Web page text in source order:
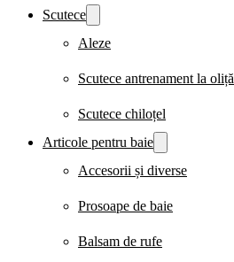
Scutece
Aleze
Scutece antrenament la oliță
Scutece chiloțel
Articole pentru baie
Accesorii și diverse
Prosoape de baie
Balsam de rufe